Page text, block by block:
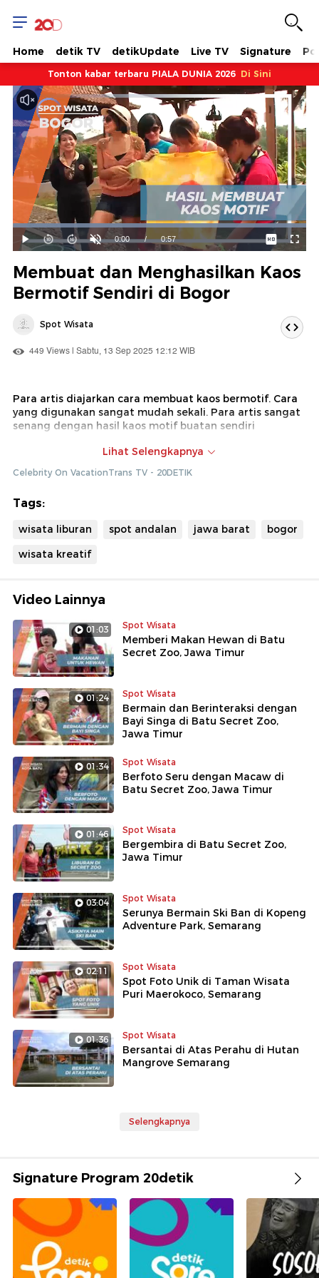
Home detik TV detikUpdate Live TV Signature
Tonton kabar terbaru PIALA DUNIA 2026 Di Sini
Mainkan
Suara
Hidup
Waktu
0:00 / Durasi
0:57
Dimuat:
100.00%
Membuat dan Menghasilkan Kaos
Bermotif Sendiri di Bogor
Spot Wisata
449 Views | Sabtu, 13 Sep 2025 12:12 WIB
Para artis diajarkan cara membuat kaos bermotif. Cara
yang digunakan sangat mudah sekali. Para artis sangat
senang dengan hasil kaos motif buatan sendiri
Dok : Celebrity on Vacation Trans TV (Diki)
Lihat Selengkapnya
Celebrity On VacationTrans TV - 20DETIK
Tags:
wisata liburan spot andalan jawa barat
bogor
wisata kreatif
Video Lainnya
01:03 Spot Wisata
Memberi Makan Hewan di Batu
Secret Zoo, Jawa Timur
01:24 Spot Wisata
Bermain dan Berinteraksi dengan
Bayi Singa di Batu Secret Zoo,
Jawa Timur
01:34 Spot Wisata
Berfoto Seru dengan Macaw di
Batu Secret Zoo, Jawa Timur
01:46 Spot Wisata
Bergembira di Batu Secret Zoo,
Jawa Timur
03:04 Spot Wisata
Serunya Bermain Ski Ban di Kopeng
Adventure Park, Semarang
02:11 Spot Wisata
Spot Foto Unik di Taman Wisata
Puri Maerokoco, Semarang
01:36 Spot Wisata
Bersantai di Atas Perahu di Hutan
Mangrove Semarang
Selengkapnya
Signature Program 20detik